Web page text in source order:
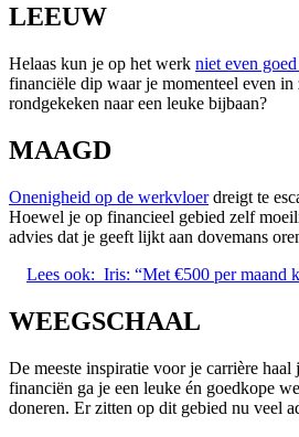
LEEUW
Helaas kun je op het werk niet even
financiële dip waar je momenteel even
rondgekeken naar een leuke bijbaan?
MAAGD
Onenigheid op de werkvloerdreigt te
Hoewel je op financieel gebied zelf
advies dat je geeft lijkt aan dovemans
Lees ook: Iris: “Met €500 per maand
WEEGSCHAAL
De meeste inspiratie voor je carrière
financiën ga je een leuke én goedkope
doneren. Er zitten op dit gebied nu veel